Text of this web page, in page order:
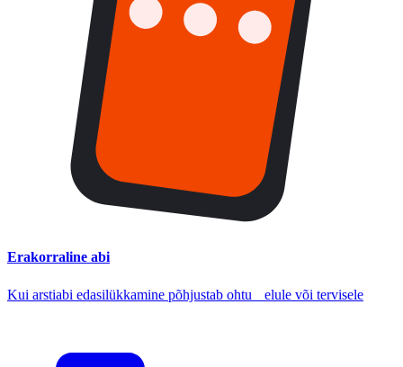
Erakorraline abi
Kui arstiabi edasilükkamine põhjustab ohtu elule või tervisele